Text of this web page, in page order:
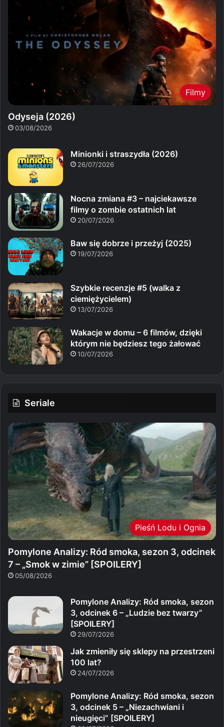
Filmy
Odyseja (2026)
03/08/2026
Minionki i straszydła (2026)
26/07/2026
Nocna zmiana #3 – najciekawsze
filmy o zombie ostatnich lat
20/07/2026
Baw się dobrze i przeżyj (2025)
19/07/2026
Szybkie recenzje #5 (walka z
ciemiężycielem)
13/07/2026
Wakacje w domu – 6 filmów, dzięki
którym nie będziesz tego żałować
10/07/2026
Seriale
Pieśń Lodu i Ognia
Pomylone Analizy: Ród smoka, sezon 3, odcinek
7 – „Smok w zimie” [SPOILERY]
05/08/2026
Pomylone Analizy: Ród smoka, sezon
3, odcinek 6 – „Ludzie bez twarzy”
[SPOILERY]
29/07/2026
Jak zmieniły się sklepy na przestrzeni
100 lat?
24/07/2026
Pomylone Analizy: Ród smoka, sezon
3, odcinek 5 – „Niezachwiani i
nieugięci” [SPOILERY]